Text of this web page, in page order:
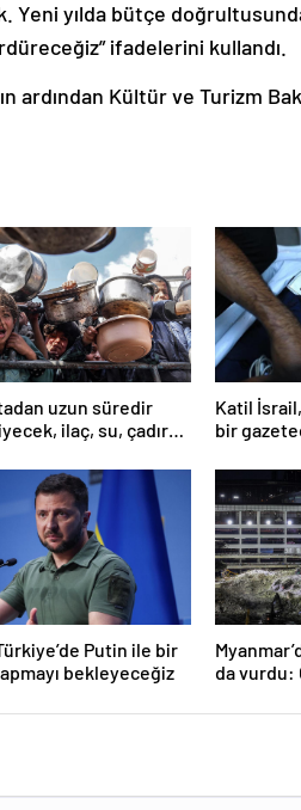
Yeni yılda bütçe
ifadelerini kullandı.
ardından Kültür ve Turizm
uzun süredir
ilaç, su, çadır
Katil
bir
Putin ile bir
bekleyeceğiz
da vurdu: